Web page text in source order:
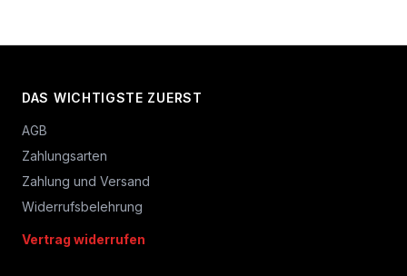
DAS WICHTIGSTE ZUERST
AGB
Zahlungsarten
Zahlung und Versand
Widerrufsbelehrung
Vertrag widerrufen